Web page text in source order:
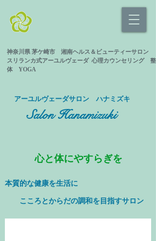
神奈川県 茅ケ崎市 湘南ヘルス＆ビューティーサロン
スリランカ式アーユルヴェーダ 心理カウンセリング 整
体 YOGA
​アーユルヴェーダサロン ハナミズキ
Salon Hanamizuki
心と体にやすらぎを
本質的な健康を生活に
​ こころとからだの調和を目指すサロン